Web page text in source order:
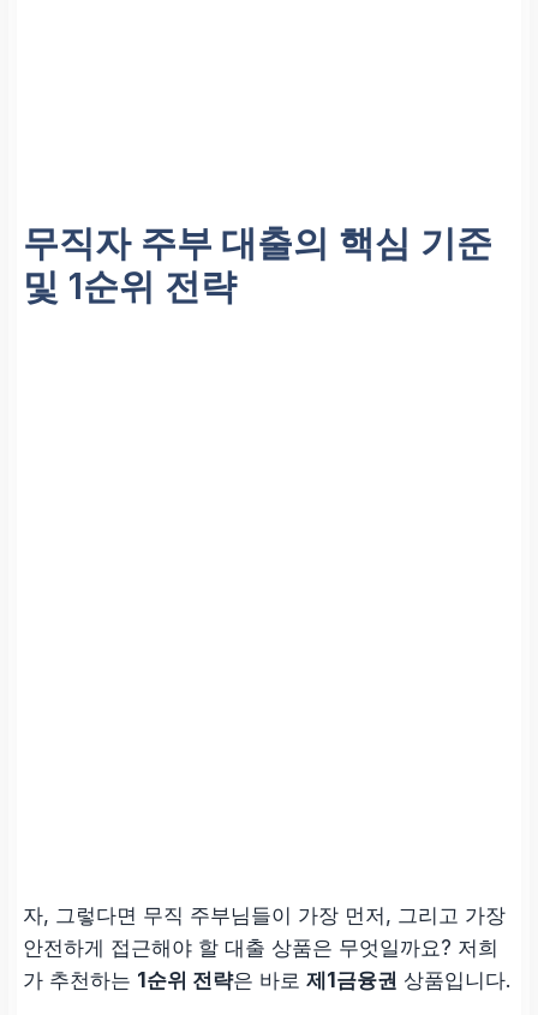
무직자 주부 대출의 핵심 기준
및 1순위 전략
자, 그렇다면 무직 주부님들이 가장 먼저, 그리고 가장
안전하게 접근해야 할 대출 상품은 무엇일까요? 저희
가 추천하는 1순위 전략은 바로 제1금융권 상품입니다.